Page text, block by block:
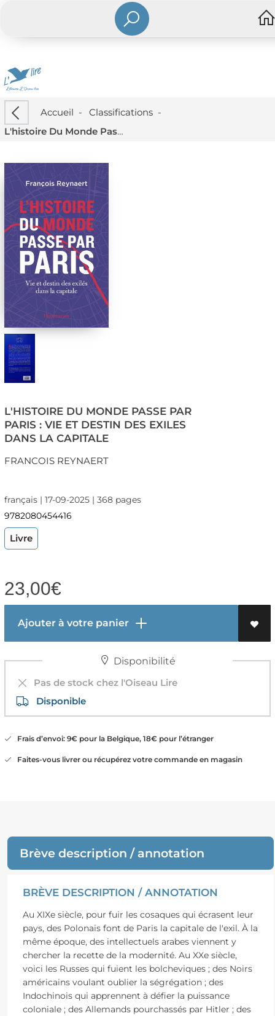
Accueil - Classifications-
L'histoire Du Monde Passe Par Paris : Vie Et Destin Des Exiles Dans La Capitale
L'HISTOIRE DU MONDE PASSE PAR
PARIS : VIE ET DESTIN DES EXILES
DANS LA CAPITALE
FRANCOIS REYNAERT
français | 17-09-2025 | 368 pages
9782080454416
Livre
23,00€
Ajouter à votre panier
Disponibilité
Pas de stock chez l'Oiseau Lire
Disponible
Frais d’envoi: 9€ pour la Belgique, 18€ pour l’étranger
Faites-vous livrer ou récupérez votre commande en magasin
Brève description / annotation
BRÈVE DESCRIPTION / ANNOTATION
Au XIXe siècle, pour fuir les cosaques qui écrasent leur
pays, des Polonais font de Paris la capitale de l'exil. À la
même époque, des intellectuels arabes viennent y
chercher la recette de la modernité. Au XXe siècle,
voici les Russes qui fuient les bolcheviques ; des Noirs
américains voulant oublier la ségrégation ; des
Indochinois qui apprennent à défier la puissance
coloniale ; des Allemands pourchassés par Hitler ; des